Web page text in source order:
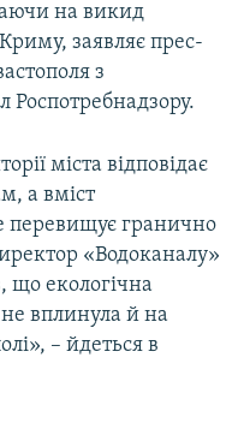
на викид
заявляє прес-
з
Роспотребнадзору.
міста відповідає
а вміст
перевищує гранично
«Водоканалу»
що екологічна
вплинула й на
– йдеться в